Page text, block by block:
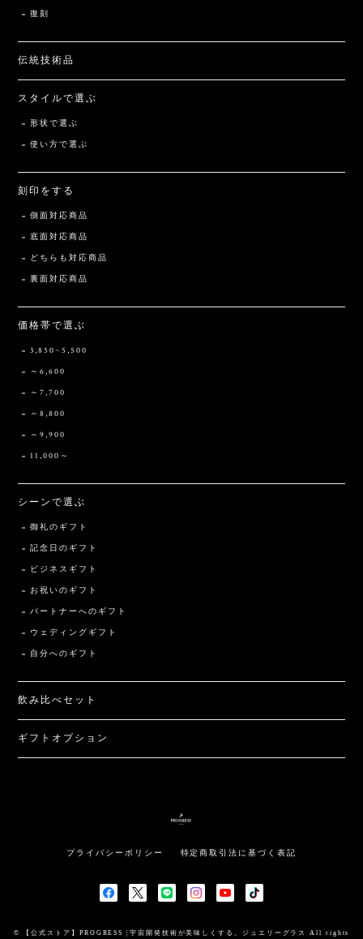
復刻
伝統技術品
スタイルで選ぶ
形状で選ぶ
使い方で選ぶ
刻印をする
側面対応商品
底面対応商品
どちらも対応商品
裏面対応商品
価格帯で選ぶ
3,850~5,500
～6,600
～7,700
～8,800
～9,900
11,000～
シーンで選ぶ
御礼のギフト
記念日のギフト
ビジネスギフト
お祝いのギフト
パートナーへのギフト
ウェディングギフト
自分へのギフト
飲み比べセット
ギフトオプション
プライバシーポリシー 特定商取引法に基づく表記
© 【公式ストア】PROGRESS |宇宙開発技術が美味しくする。ジュエリーグラス All rights